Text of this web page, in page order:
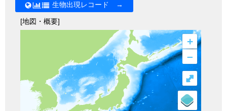
生物出現レコード →
[地図・概要]
+
–
⤢